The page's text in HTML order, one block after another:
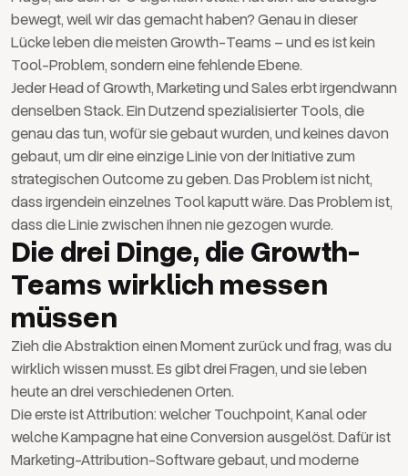
bewegt, weil wir das gemacht haben? Genau in dieser
Lücke leben die meisten Growth-Teams – und es ist kein
Tool-Problem, sondern eine fehlende Ebene.
Jeder Head of Growth, Marketing und Sales erbt irgendwann
denselben Stack. Ein Dutzend spezialisierter Tools, die
genau das tun, wofür sie gebaut wurden, und keines davon
gebaut, um dir eine einzige Linie von der Initiative zum
strategischen Outcome zu geben. Das Problem ist nicht,
dass irgendein einzelnes Tool kaputt wäre. Das Problem ist,
dass die Linie zwischen ihnen nie gezogen wurde.
Die drei Dinge, die Growth-
Teams wirklich messen
müssen
Zieh die Abstraktion einen Moment zurück und frag, was du
wirklich wissen musst. Es gibt drei Fragen, und sie leben
heute an drei verschiedenen Orten.
Die erste ist Attribution: welcher Touchpoint, Kanal oder
welche Kampagne hat eine Conversion ausgelöst. Dafür ist
Marketing-Attribution-Software gebaut, und moderne